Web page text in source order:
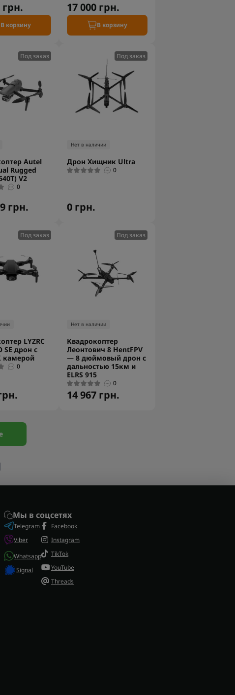
грн.
В корзину
17 000 грн.
В корзину
Под заказ
Autel
Rugged
V2
0
грн.
Под заказ
Нет в наличии
Дрон Хищник Ultra
0
0 грн.
Под заказ
LYZRC
SE дрон с
камерой
0
Под заказ
Нет в наличии
Квадрокоптер
Леонтович 8 HentFPV
— 8 дюймовый дрон с
дальностью 15км и
ELRS 915
0
14 967 грн.
Мы в соцсетях
Telegram
Viber
Whatsapp
Signal
Facebook
Instagram
TikTok
YouTube
Threads